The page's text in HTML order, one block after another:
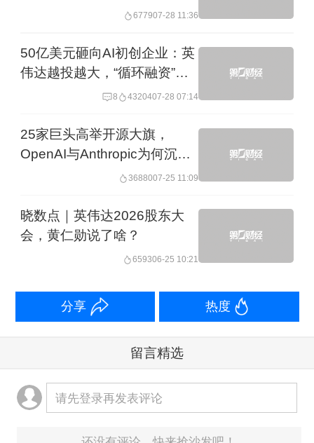
677907-28 11:36
50亿美元砸向AI初创企业：英
伟达越投越大，“循环融资”疑
8 4320407-28 07:14
25家巨头高举开源大旗，
OpenAI与Anthropic为何沉
3688007-25 11:09
晓数点｜英伟达2026股东大
会，黄仁勋说了啥？
659306-25 10:21
分享 热度
留言精选
请先登录再发表评论